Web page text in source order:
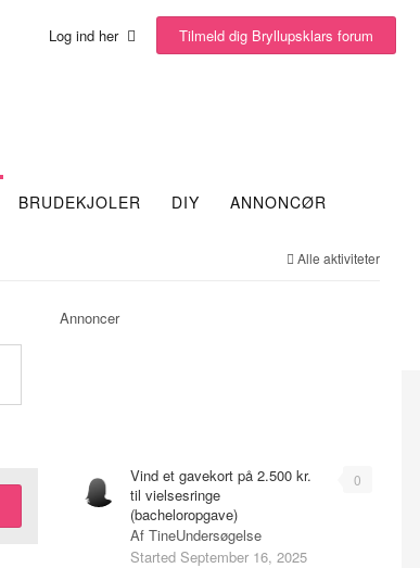
Log ind her Tilmeld dig Bryllupsklars forum
BRUDEKJOLER DIY ANNONCØR
Alle aktiviteter
Annoncer
0
Vind et gavekort på 2.500 kr.
til vielsesringe
(bacheloropgave)
Af TineUndersøgelse
Started September 16, 2025